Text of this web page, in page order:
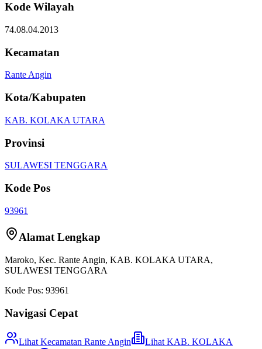
Kode Wilayah
74.08.04.2013
Kecamatan
Rante Angin
Kota/Kabupaten
KAB. KOLAKA UTARA
Provinsi
SULAWESI TENGGARA
Kode Pos
93961
Alamat Lengkap
Maroko, Kec. Rante Angin, KAB. KOLAKA UTARA,
SULAWESI TENGGARA
Kode Pos: 93961
Navigasi Cepat
Lihat Kecamatan Rante Angin Lihat KAB. KOLAKA